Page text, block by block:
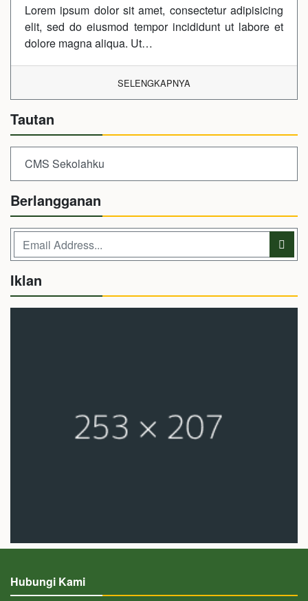
Lorem ipsum dolor sit amet, consectetur adipisicing
elit, sed do eiusmod tempor incididunt ut labore et
dolore magna aliqua. Ut…
SELENGKAPNYA
Tautan
CMS Sekolahku
Berlangganan
Iklan
Hubungi Kami